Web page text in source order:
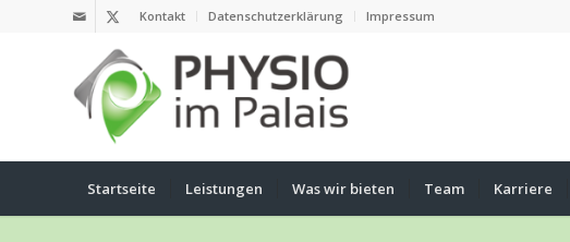
Kontakt Datenschutzerklärung Impressum
Startseite Leistungen Was wir bieten Team Karriere